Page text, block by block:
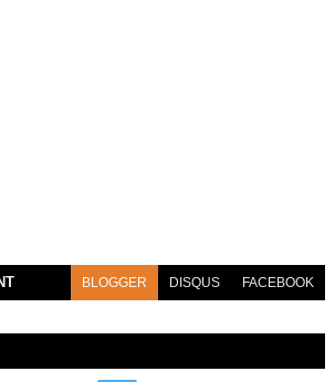
BLOGGER DISQUS FACEBOOK